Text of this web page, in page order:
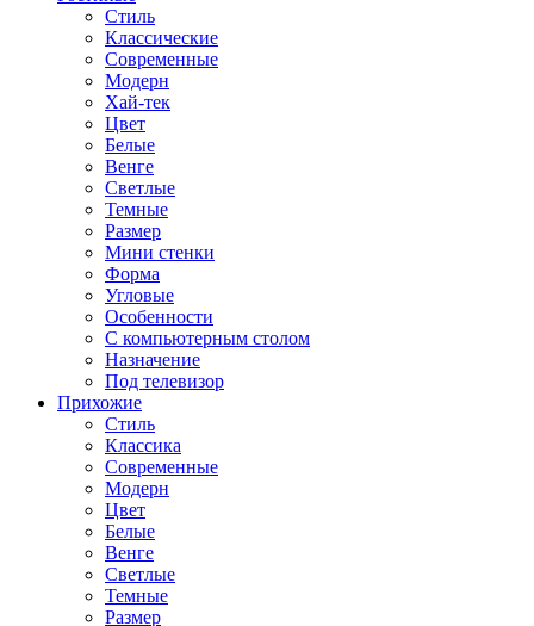
Стиль
Классические
Современные
Модерн
Хай-тек
Цвет
Белые
Венге
Светлые
Темные
Размер
Мини стенки
Форма
Угловые
Особенности
С компьютерным столом
Назначение
Под телевизор
Прихожие
Стиль
Классика
Современные
Модерн
Цвет
Белые
Венге
Светлые
Темные
Размер